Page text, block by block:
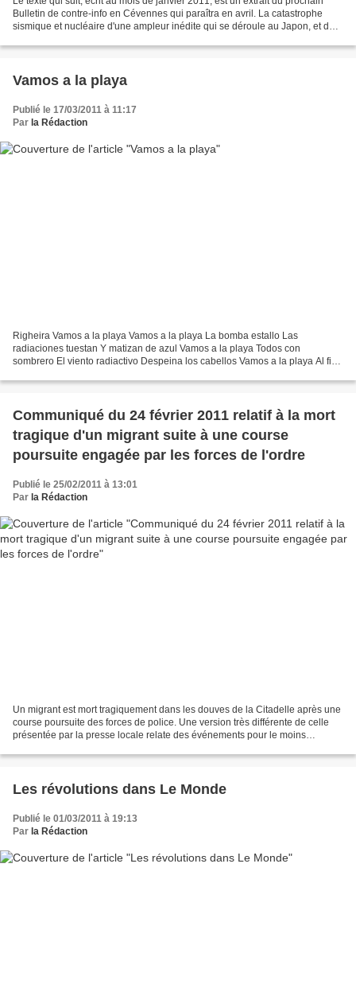
Bulletin de contre-info en Cévennes qui paraîtra en avril. La catastrophe
sismique et nucléaire d'une ampleur inédite qui se déroule au Japon, et dont
Vamos a la playa
Publié le 17/03/2011 à 11:17
Par la Rédaction
Righeira Vamos a la playa Vamos a la playa La bomba estallo Las
radiaciones tuestan Y matizan de azul Vamos a la playa Todos con
sombrero El viento radiactivo Despeina los cabellos Vamos a la playa Al fin
Communiqué du 24 février 2011 relatif à la mort
tragique d'un migrant suite à une course
poursuite engagée par les forces de l'ordre
Publié le 25/02/2011 à 13:01
Par la Rédaction
Un migrant est mort tragiquement dans les douves de la Citadelle après une
course poursuite des forces de police. Une version très différente de celle
présentée par la presse locale relate des événements pour le moins
Les révolutions dans Le Monde
Publié le 01/03/2011 à 19:13
Par la Rédaction